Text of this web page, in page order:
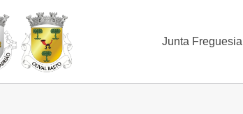
Junta Freguesia